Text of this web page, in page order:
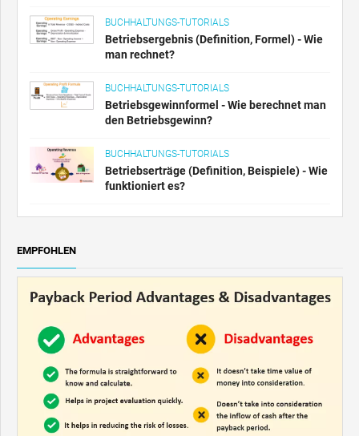
BUCHHALTUNGS-TUTORIALS
Betriebsergebnis (Definition, Formel) - Wie
man rechnet?
BUCHHALTUNGS-TUTORIALS
Betriebsgewinnformel - Wie berechnet man
den Betriebsgewinn?
BUCHHALTUNGS-TUTORIALS
Betriebserträge (Definition, Beispiele) - Wie
funktioniert es?
EMPFOHLEN